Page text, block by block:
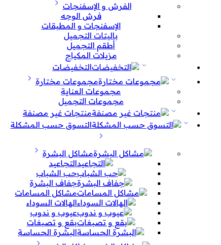
الفرش و الإسفنجات
فرش الوجه
الإسفنجات و المطبقات
باليتات التجميل
أطقم التجميل
مزيلات المكياج
التخفيضات
مجموعات مختارة
مجموعات العناية
مجموعات التجميل
منتجات غير مصنفة
التسوق حسب المشكلة
مشاكل البشرة
التجاعيد
حب الشباب
جفاف البشرة
مشاكل المسامات
الهالات السوداء
عيوب و ندوب
بقع و تصبغات
البشرة الحساسة